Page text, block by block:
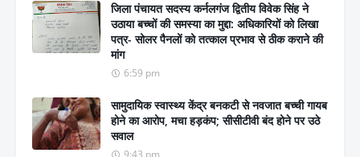
जिला पंचायत सदस्य कर्नलगंज द्वितीय विवेक सिंह ने
उठाया बच्चों की समस्या का मुद्दा: अधिकारियों को लिखा
पत्र- सोलर पैनलों को तत्काल प्रभाव से ठीक कराने की
मांग
6:59 pm
सामुदायिक स्वास्थ्य केंद्र बनकटी से नवजात बच्ची गायब
होने का आरोप, मचा हड़कंप; सीसीटीवी बंद होने पर उठे
सवाल
9:43 pm